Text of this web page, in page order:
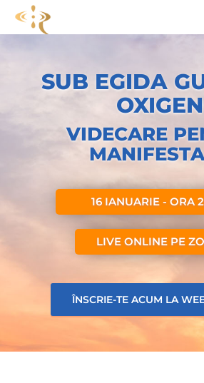
SUB EGIDA
OXIGEN
VIDECARE
16 IANUARIE - ORA
LIVE ONLINE PE
ÎNSCRIE-TE ACUM LA